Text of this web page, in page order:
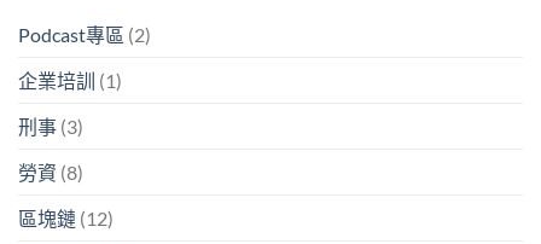
Podcast專區 (2)
企業培訓 (1)
刑事 (3)
勞資 (8)
區塊鏈 (12)